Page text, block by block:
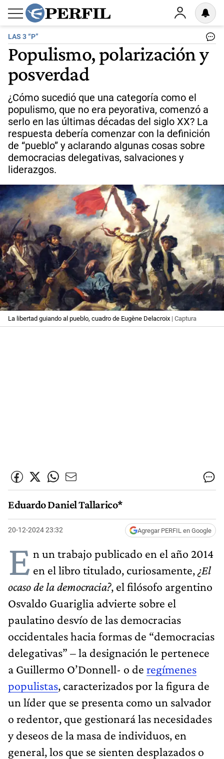
LAS 3 “P”
Populismo, polarización y
posverdad
¿Cómo sucedió que una categoría como el
populismo, que no era peyorativa, comenzó a
serlo en las últimas décadas del siglo XX? La
respuesta debería comenzar con la definición
de “pueblo” y aclarando algunas cosas sobre
democracias delegativas, salvaciones y
liderazgos.
La libertad guiando al pueblo, cuadro de Eugène Delacroix | Captura
Eduardo Daniel Tallarico*
20-12-2024 23:32 Agregar PERFIL en Google
E n un trabajo publicado en el año 2014
en el libro titulado, curiosamente, ¿El
ocaso de la democracia?, el filósofo argentino
Osvaldo Guariglia advierte sobre el
paulatino desvío de las democracias
occidentales hacia formas de “democracias
delegativas” – la designación le pertenece
a Guillermo O’Donnell- o de regímenes
populistas, caracterizados por la figura de
un líder que se presenta como un salvador
o redentor, que gestionará las necesidades
y deseos de la masa de individuos, en
general, los que se sienten desplazados o